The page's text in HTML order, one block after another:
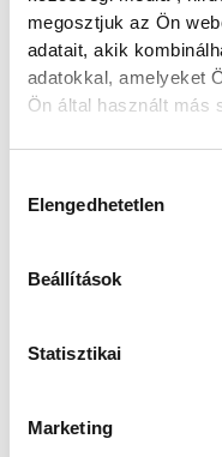
megosztjuk az Ön
adatait, akik
adatokkal, amelyeket
Ön által használt más
Elengedhetetlen
Beállítások
Statisztikai
Marketing
partnerségi
A kitöltött
Főépítészi Iroda
közérdekű